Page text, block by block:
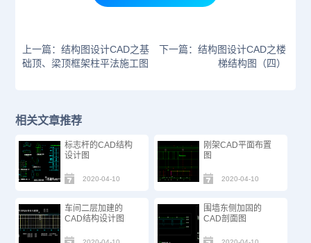
上一篇：结构图设计CAD之基
础顶、梁顶框架柱平法施工图
下一篇：结构图设计CAD之楼
梯结构图（四）
相关文章推荐
标志杆的CAD结构
设计图
2020-04-10
刚架CAD平面布置
图
2020-04-10
车间二层加建的
CAD结构设计图
围墙东侧加固的
CAD剖面图